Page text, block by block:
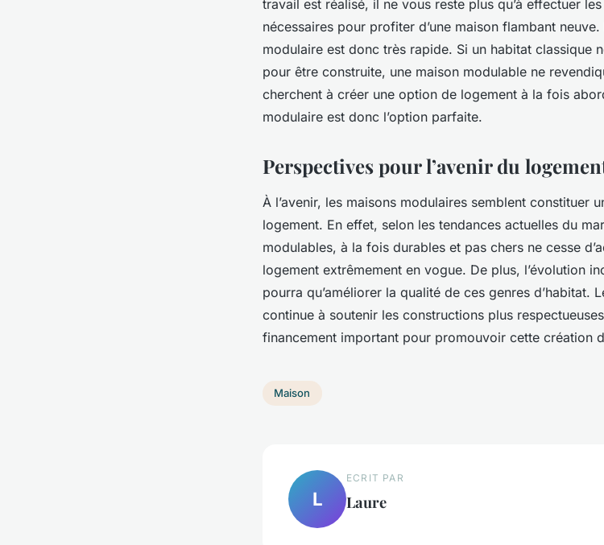
travail est réalisé, il ne vous reste plus qu’à effectuer
nécessaires pour profiter d’une maison flambant neuve.
modulaire est donc très rapide. Si un habitat classique
pour être construite, une maison modulable ne
cherchent à créer une option de logement à la fois
modulaire est donc l’option parfaite.
Perspectives pour l’avenir du
À l’avenir, les maisons modulaires semblent constituer
logement. En effet, selon les tendances actuelles du
modulables, à la fois durables et pas chers ne cesse
logement extrêmement en vogue. De plus, l’évolution
pourra qu’améliorer la qualité de ces genres d’habitat.
continue à soutenir les constructions plus
financement important pour promouvoir cette création
Maison
L
ECRIT PAR
Laure